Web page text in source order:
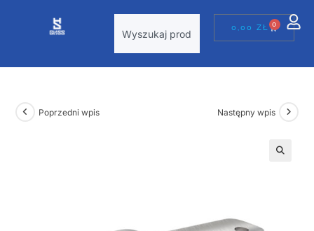
0,00ZŁ 0
Poprzedni wpis Następny wpis